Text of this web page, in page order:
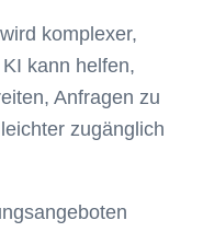
komplexer,
kann helfen,
Anfragen zu
zugänglich